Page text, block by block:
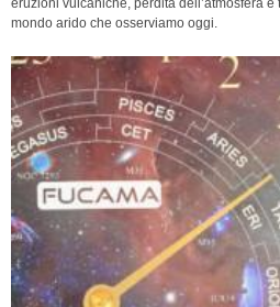
eruzioni vulcaniche, perdita dell’atmosfera e
mondo arido che osserviamo oggi.